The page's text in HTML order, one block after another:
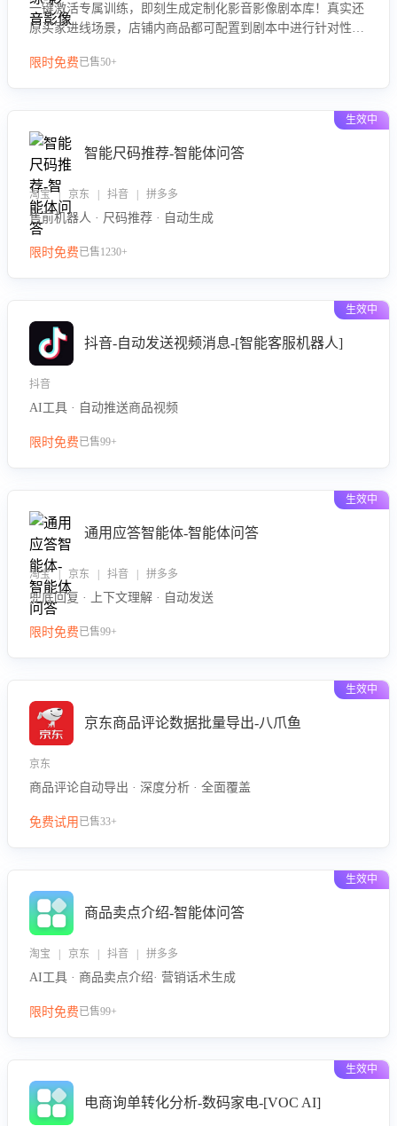
一键激活专属训练，即刻生成定制化影音影像剧本库！真实还
原买家进线场景，店铺内商品都可配置到剧本中进行针对性训
即开通”，快速获取影音影像类目剧本，一键开启客服培训。
限时免费已售50+
生效中
智能尺码推荐-智能体问答
淘宝 | 京东 | 抖音 | 拼多多
售前机器人 · 尺码推荐 · 自动生成
限时免费已售1230+
生效中
抖音-自动发送视频消息-[智能客服机器人]
抖音
AI工具 · 自动推送商品视频
限时免费已售99+
生效中
通用应答智能体-智能体问答
淘宝 | 京东 | 抖音 | 拼多多
兜底回复 · 上下文理解 · 自动发送
限时免费已售99+
生效中
京东商品评论数据批量导出-八爪鱼
京东
商品评论自动导出 · 深度分析 · 全面覆盖
免费试用 已售33+
生效中
商品卖点介绍-智能体问答
淘宝 | 京东 | 抖音 | 拼多多
AI工具 · 商品卖点介绍· 营销话术生成
限时免费已售99+
生效中
电商询单转化分析-数码家电-[VOC AI]